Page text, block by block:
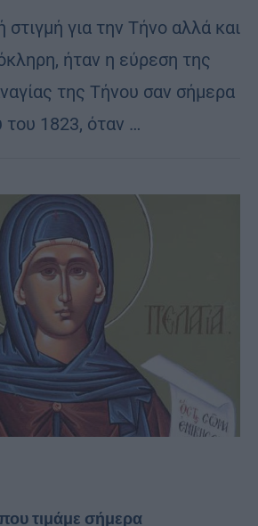
στιγμή για την Τήνο αλλά και
ήταν η εύρεση της
της Τήνου σαν σήμερα
του 1823, όταν …
τιμάμε σήμερα